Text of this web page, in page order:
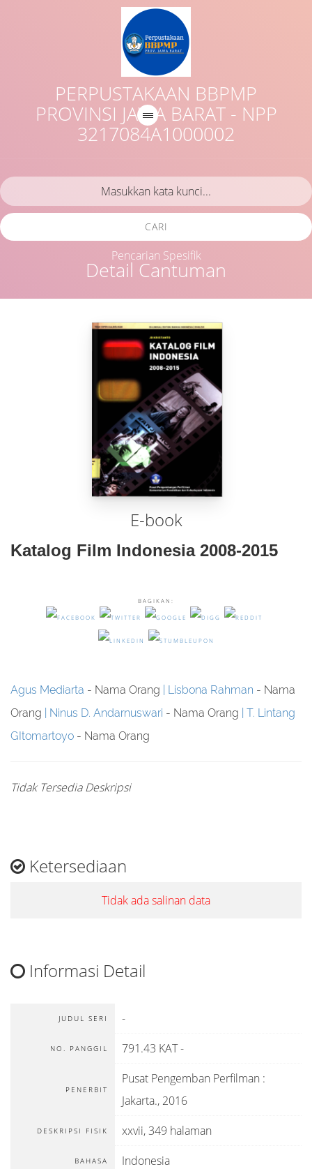
PERPUSTAKAAN BBPMP
PROVINSI JAWA BARAT - NPP
3217084A1000002
Detail Cantuman
CARI
Pencarian Spesifik
E-book
Katalog Film Indonesia 2008-2015
BAGIKAN:
Agus Mediarta - Nama Orang Lisbona Rahman - Nama
Orang
Ninus D. Andarnuswari - Nama Orang
T. Lintang
GItomartoyo - Nama Orang
Tidak Tersedia Deskripsi
Ketersediaan
Tidak ada salinan data
Informasi Detail
JUDUL SERI -
NO. PANGGIL 791.43 KAT -
PENERBIT
Pusat Pengemban Perfilman :
Jakarta., 2016
DESKRIPSI FISIK xxvii, 349 halaman
BAHASA Indonesia